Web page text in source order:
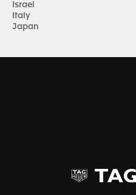
Israel
Italy
Japan